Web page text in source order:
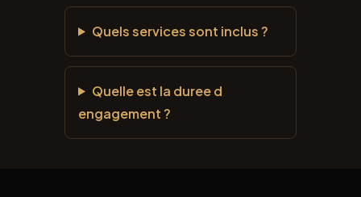
Quels services sont inclus ?
Quelle est la duree d
engagement ?